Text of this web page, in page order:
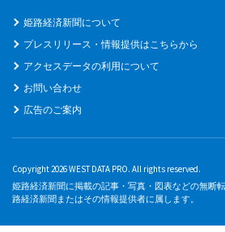
姫路経済新聞について
プレスリリース・情報提供はこちらから
アクセスデータの利用について
お問い合わせ
広告のご案内
Copyright 2026 WEST DATA PRO. All rights reserved.
姫路経済新聞に掲載の記事・写真・図表などの無断
路経済新聞またはその情報提供者に属します。